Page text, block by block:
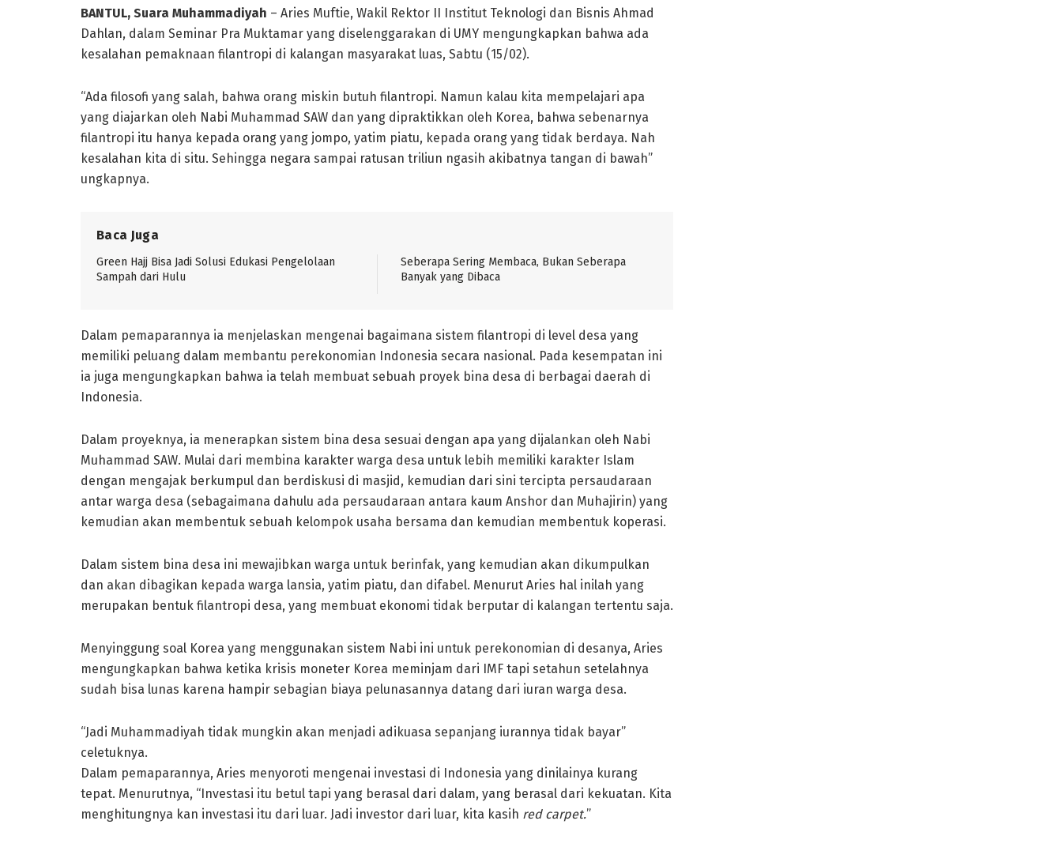
BANTUL, Suara Muhammadiyah – Aries Muftie, Wakil Rektor II Institut Teknologi dan Bisnis Ahmad
Dahlan, dalam Seminar Pra Muktamar yang diselenggarakan di UMY mengungkapkan bahwa ada
kesalahan pemaknaan filantropi di kalangan masyarakat luas, Sabtu (15/02).
“Ada filosofi yang salah, bahwa orang miskin butuh filantropi. Namun kalau kita mempelajari apa
yang diajarkan oleh Nabi Muhammad SAW dan yang dipraktikkan oleh Korea, bahwa sebenarnya
filantropi itu hanya kepada orang yang jompo, yatim piatu, kepada orang yang tidak berdaya. Nah
kesalahan kita di situ. Sehingga negara sampai ratusan triliun ngasih akibatnya tangan di bawah”
ungkapnya.
Baca Juga
Green Hajj Bisa Jadi Solusi Edukasi Pengelolaan
Sampah dari Hulu
Seberapa Sering Membaca, Bukan Seberapa
Banyak yang Dibaca
Dalam pemaparannya ia menjelaskan mengenai bagaimana sistem filantropi di level desa yang
memiliki peluang dalam membantu perekonomian Indonesia secara nasional. Pada kesempatan ini
ia juga mengungkapkan bahwa ia telah membuat sebuah proyek bina desa di berbagai daerah di
Indonesia.
Dalam proyeknya, ia menerapkan sistem bina desa sesuai dengan apa yang dijalankan oleh Nabi
Muhammad SAW. Mulai dari membina karakter warga desa untuk lebih memiliki karakter Islam
dengan mengajak berkumpul dan berdiskusi di masjid, kemudian dari sini tercipta persaudaraan
antar warga desa (sebagaimana dahulu ada persaudaraan antara kaum Anshor dan Muhajirin) yang
kemudian akan membentuk sebuah kelompok usaha bersama dan kemudian membentuk koperasi.
Dalam sistem bina desa ini mewajibkan warga untuk berinfak, yang kemudian akan dikumpulkan
dan akan dibagikan kepada warga lansia, yatim piatu, dan difabel. Menurut Aries hal inilah yang
merupakan bentuk filantropi desa, yang membuat ekonomi tidak berputar di kalangan tertentu saja.
Menyinggung soal Korea yang menggunakan sistem Nabi ini untuk perekonomian di desanya, Aries
mengungkapkan bahwa ketika krisis moneter Korea meminjam dari IMF tapi setahun setelahnya
sudah bisa lunas karena hampir sebagian biaya pelunasannya datang dari iuran warga desa.
“Jadi Muhammadiyah tidak mungkin akan menjadi adikuasa sepanjang iurannya tidak bayar”
celetuknya.
Dalam pemaparannya, Aries menyoroti mengenai investasi di Indonesia yang dinilainya kurang
tepat. Menurutnya, “Investasi itu betul tapi yang berasal dari dalam, yang berasal dari kekuatan. Kita
menghitungnya kan investasi itu dari luar. Jadi investor dari luar, kita kasih red carpet.”